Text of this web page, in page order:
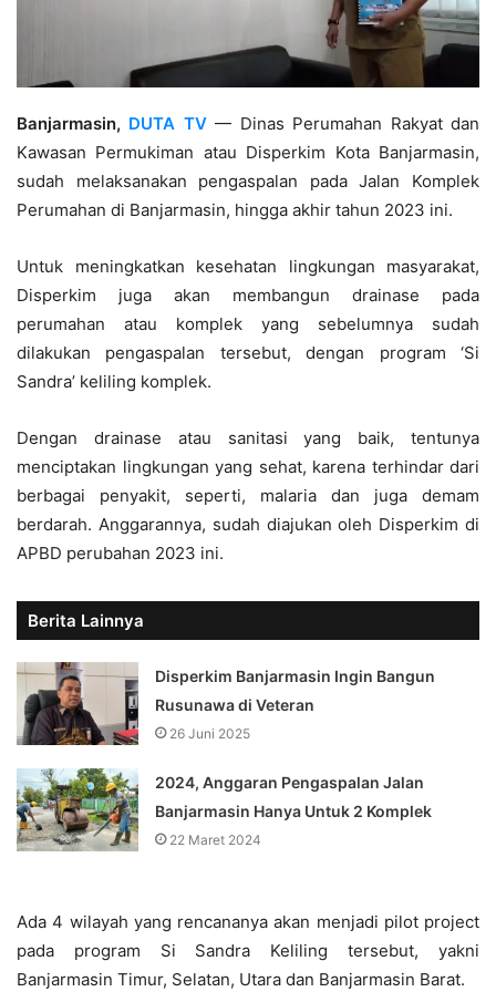
Banjarmasin, DUTA TV— Dinas Perumahan Rakyat dan
Kawasan Permukiman atau Disperkim Kota Banjarmasin,
sudah melaksanakan pengaspalan pada Jalan Komplek
Perumahan di Banjarmasin, hingga akhir tahun 2023 ini.
Untuk meningkatkan kesehatan lingkungan masyarakat,
Disperkim juga akan membangun drainase pada
perumahan atau komplek yang sebelumnya sudah
dilakukan pengaspalan tersebut, dengan program ‘Si
Sandra’ keliling komplek.
Dengan drainase atau sanitasi yang baik, tentunya
menciptakan lingkungan yang sehat, karena terhindar dari
berbagai penyakit, seperti, malaria dan juga demam
berdarah. Anggarannya, sudah diajukan oleh Disperkim di
APBD perubahan 2023 ini.
Berita Lainnya
Disperkim Banjarmasin Ingin Bangun
Rusunawa di Veteran
26 Juni 2025
2024, Anggaran Pengaspalan Jalan
Banjarmasin Hanya Untuk 2 Komplek
22 Maret 2024
Ada 4 wilayah yang rencananya akan menjadi pilot project
pada program Si Sandra Keliling tersebut, yakni
Banjarmasin Timur, Selatan, Utara dan Banjarmasin Barat.